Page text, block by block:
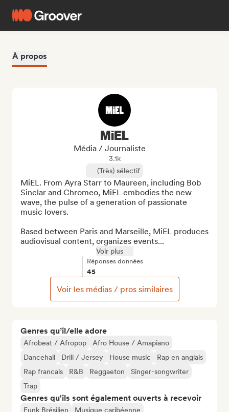
À propos
Genres qu’il/elle adore
Afrobeat / Afropop
Afro House / Amapiano
Dancehall
Drill / Jersey House music
Rap en anglais
Rap francais
R&B Reggaeton
Singer-songwriter
Trap
Genres qu'ils sont également ouverts à recevoir
Funk Brésilien
Musique caribéenne
MiEL
Média / Journaliste
3.1k
(Très) sélectif
MiEL. From Ayra Starr to Maureen, including Bob
Sinclar and Chromeo, MiEL embodies the new
wave, the pulse of a generation of passionate
music lovers.
Based between Paris and Marseille, MiEL produces
audiovisual content, organizes events...
Voir plus
Réponses données
45
Voir les médias / pros similaires